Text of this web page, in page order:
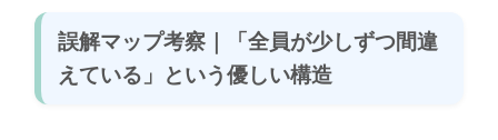
誤解マップ考察｜「全員が少しずつ間違
えている」という優しい構造